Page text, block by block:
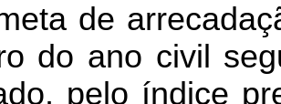
de
do ano civil
pelo índice